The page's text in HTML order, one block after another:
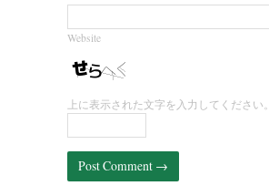
Website
上に表示された文字を入力してください。